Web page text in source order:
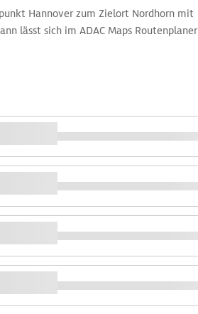
Hannover zum Zielort Nordhorn mit
lässt sich im ADAC Maps Routenplaner